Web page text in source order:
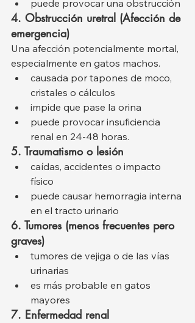
puede provocar una obstrucción
4. Obstrucción uretral (Afección de
emergencia)
Una afección potencialmente mortal,
especialmente en gatos machos.
causada por tapones de moco,
cristales o cálculos
impide que pase la orina
puede provocar insuficiencia
renal en 24-48 horas.
5. Traumatismo o lesión
caídas, accidentes o impacto
físico
puede causar hemorragia interna
en el tracto urinario
6. Tumores (menos frecuentes pero
graves)
tumores de vejiga o de las vías
urinarias
es más probable en gatos
mayores
7. Enfermedad renal